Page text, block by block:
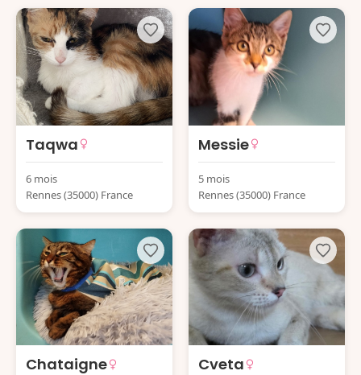
Taqwa
6 mois
Rennes (35000) France
Messie
5 mois
Rennes (35000) France
Chataigne Cveta